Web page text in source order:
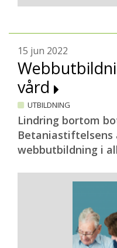
15 jun 2022
vård
UTBILDNING
Lindring bortom
webbutbildning i